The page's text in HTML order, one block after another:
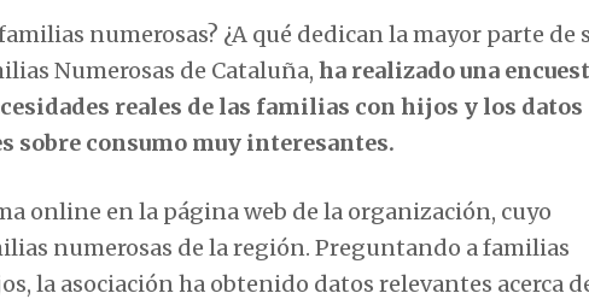
numerosas? ¿A qué dedican la mayor parte de
Numerosas de Cataluña, ha realizado una
reales de las familias con hijos y los datos
sobre consumo muy interesantes.
online en la página web de la organización, cuyo
numerosas de la región. Preguntando a familias
la asociación ha obtenido datos relevantes acerca